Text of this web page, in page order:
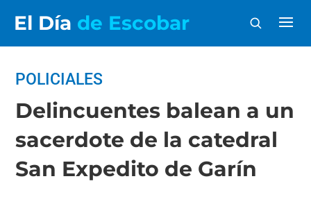
El Día de Escobar
POLICIALES
Delincuentes balean a un
sacerdote de la catedral
San Expedito de Garín